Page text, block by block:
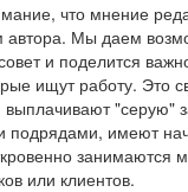
что мнение
автора. Мы даем
и поделится
ищут работу. Это
"серую"
подрядами, имеют
занимаются
или клиентов.